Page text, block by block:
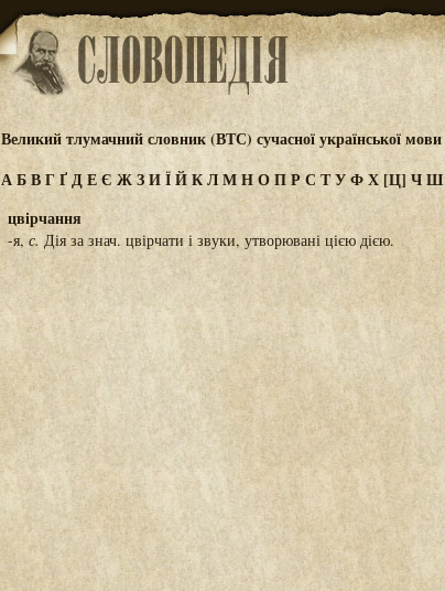
Великий тлумачний словник (ВТС) сучасної української мови
АБВГҐДЕЄ ЖЗИЇЙКЛМНОПРС ТУФХ[Ц] ЧШ
цвірчання
-я,с. Дія за знач. цвірчати і звуки, утворювані цією дією.